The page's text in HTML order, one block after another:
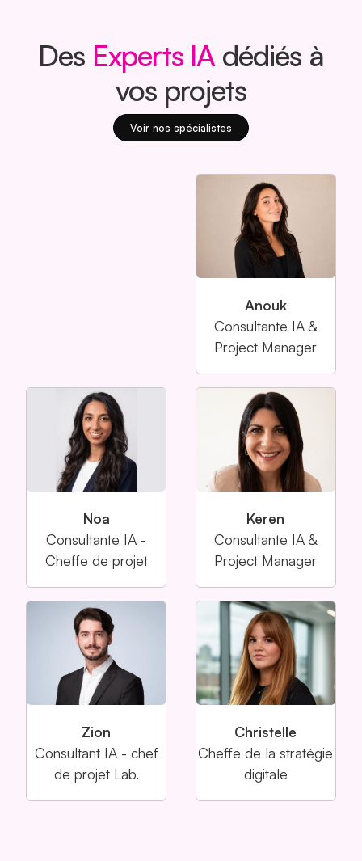
Des Experts IAdédiés à
vos projets
Voir nos spécialistes
Anouk
Consultante IA &
Project Manager
Noa
Consultante IA -
Cheffe de projet
Keren
Consultante IA &
Project Manager
Zion
Consultant IA - chef
de projet Lab.
Christelle
Cheffe de la stratégie
digitale